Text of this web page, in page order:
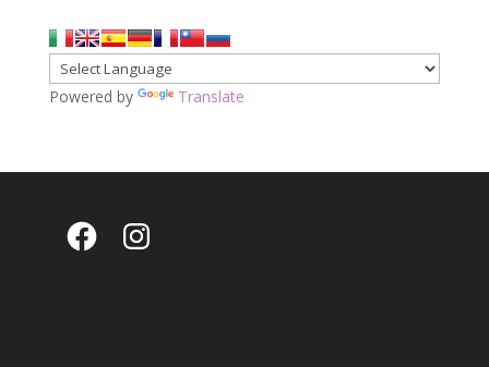
originale
era:
€70,00.
attuale
è:
€60,00.
Powered by
Translate
FacebookInstagram